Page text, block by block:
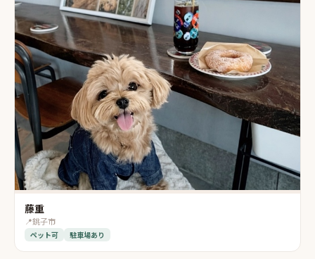
藤重
📍銚子市
ペット可 駐車場あり